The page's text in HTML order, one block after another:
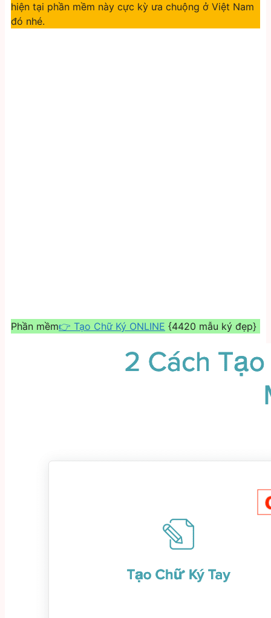
hiện tại phần mềm này cực kỳ ưa chuộng ở Việt Nam
đó nhé.
Phần mềm👉 Tạo Chữ Ký ONLINE {4420 mẫu ký đẹp}